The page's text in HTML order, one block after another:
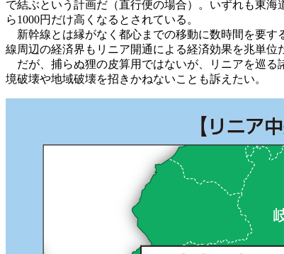
で結ぶという計画だ（直行便の場合）。いずれも東
ら1000円だけ高くなるとされている。
新幹線とは縁がなく都心までの移動に数時間を要す
線周辺の経済界もリニア開通による経済効果を兆単位
だが、捕らぬ狸の皮算用ではないが、リニアを巡る
境破壊や地域破壊を招きかねないことも訴えたい。